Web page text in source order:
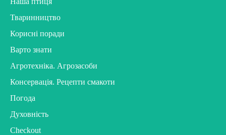
Тваринництво
Корисні поради
Варто знати
Агротехніка. Агрозасоби
Консервація. Рецепти смакоти
Погода
Духовність
Checkout